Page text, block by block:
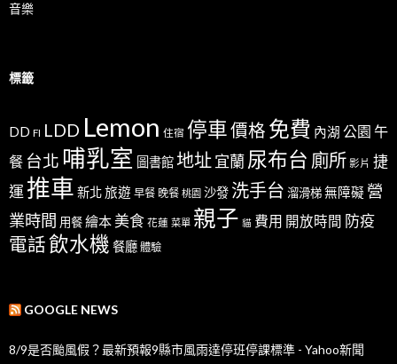
音樂
標籤
DD FI LDD Lemon 住宿 停車價格 免費 內湖 公園 午
餐 台北 哺乳室 圖書館地址宜蘭尿布台 廁所 影片 捷
運推車 新北旅遊 早餐 晚餐 桃園 沙發 洗手台 溜滑梯無障礙 營
業時間 用餐繪本 美食 花蓮 菜單 親子 貓 費用 開放時間 防疫
電話飲水機 餐廳 體驗
GOOGLE NEWS
8/9是否颱風假？最新預報9縣市風雨達停班停課標準 - Yahoo新聞